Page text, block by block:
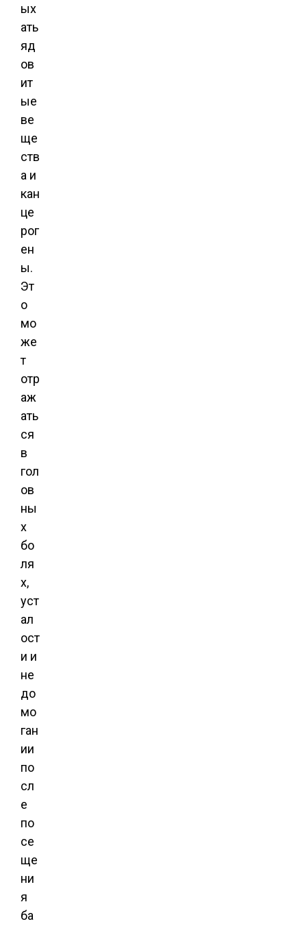
ых
ать
яд
ов
ит
ые
ве
ще
ств
а и
кан
це
рог
ен
ы.
Эт
о
мо
же
т
отр
аж
ать
ся
в
гол
ов
ны
х
бо
ля
х,
уст
ал
ост
и и
не
до
мо
ган
ии
по
сл
е
по
се
ще
ни
я
ба